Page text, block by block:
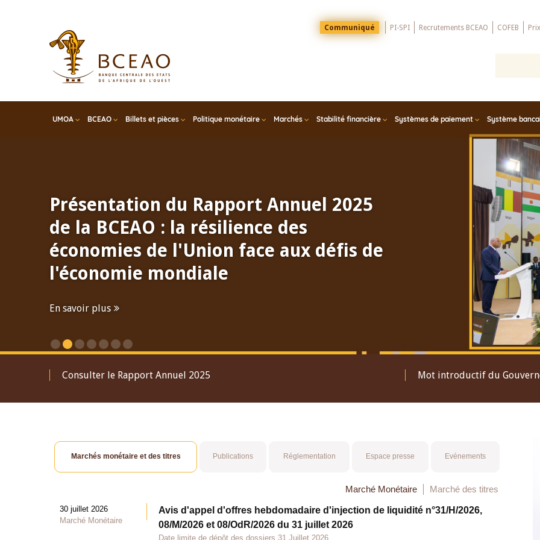
Menu
Top
Communiqué PI-SPI Recrutements BCEAO COFEB
UMOA BCEAO Billets et pièces Politique monétaire Marchés Stabilité financière Systèmes de paiement Système
Présentation du Rapport Annuel 2025
de la BCEAO : la résilience des
économies de l'Union face aux défis de
l'économie mondiale
En savoir plus
Consulter le Rapport Annuel 2025 Mot introductif du
Marchés monétaire et des titres Publications Réglementation Espace presse Evénements
Marché Monétaire Marché des titres
30 juillet 2026
Marché Monétaire
Avis d'appel d'offres hebdomadaire d'injection de liquidité n°31/H/2026,
08/M/2026 et 08/OdR/2026 du 31 juillet 2026
Date limite de dépôt des dossiers 31 Juillet 2026